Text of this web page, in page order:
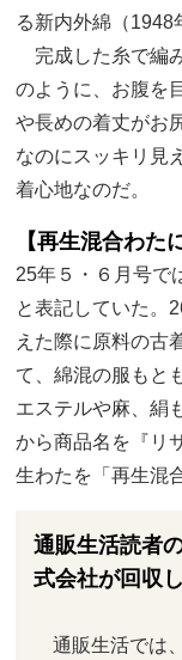
る新内外綿（1948
完成した糸で編
のように、お腹を
や長めの着丈がお
なのにスッキリ見
着心地なのだ。
【再生混合わた
25年５・６月号で
と表記していた。
えた際に原料の古
て、綿混の服もと
エステルや麻、絹
から商品名を『リ
生わたを「再生混
通販生活読者
式会社が回収
通販生活では